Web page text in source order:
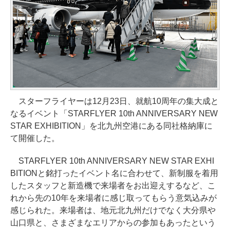
スターフライヤーは12月23日、就航10周年の集大成と
なるイベント「STARFLYER 10th ANNIVERSARY NEW
STAR EXHIBITION」を北九州空港にある同社格納庫に
て開催した。
STARFLYER 10th ANNIVERSARY NEW STAR EXHI
BITIONと銘打ったイベント名に合わせて、新制服を着用
したスタッフと新造機で来場者をお出迎えするなど、こ
れから先の10年を来場者に感じ取ってもらう意気込みが
感じられた。来場者は、地元北九州だけでなく大分県や
山口県と、さまざまなエリアからの参加もあったという